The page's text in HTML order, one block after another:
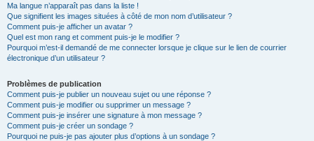
Ma langue n’apparaît pas dans la liste !
Que signifient les images situées à côté de mon nom d’utilisateur ?
Comment puis-je afficher un avatar ?
Quel est mon rang et comment puis-je le modifier ?
Pourquoi m’est-il demandé de me connecter lorsque je clique sur le lien de courrier
électronique d’un utilisateur ?
Problèmes de publication
Comment puis-je publier un nouveau sujet ou une réponse ?
Comment puis-je modifier ou supprimer un message ?
Comment puis-je insérer une signature à mon message ?
Comment puis-je créer un sondage ?
Pourquoi ne puis-je pas ajouter plus d’options à un sondage ?